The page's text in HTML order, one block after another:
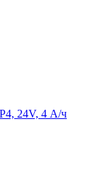
24V, 4 А/ч